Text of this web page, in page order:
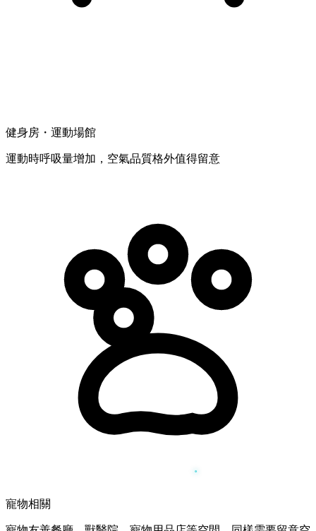
健身房・運動場館
運動時呼吸量增加，空氣品質格外值得留意
寵物相關